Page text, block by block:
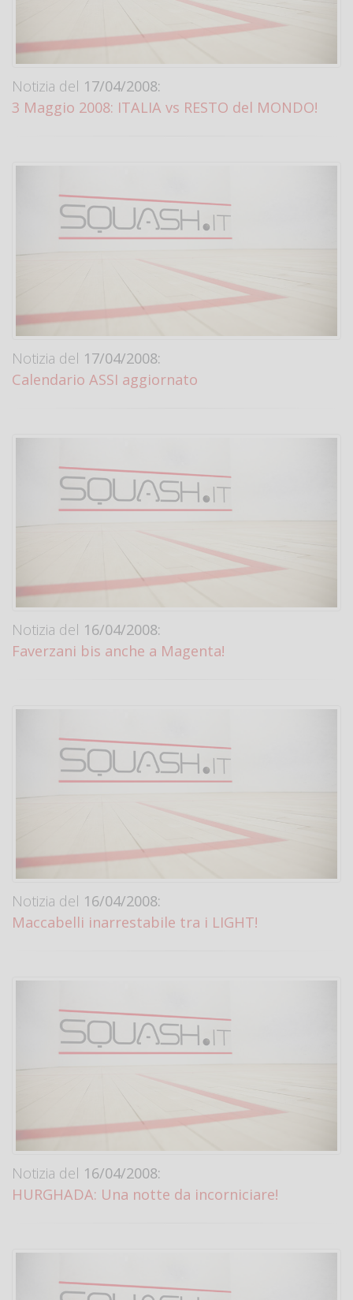
Notizia del 17/04/2008:
3 Maggio 2008: ITALIA vs RESTO del MONDO!
Notizia del 17/04/2008:
Calendario ASSI aggiornato
Notizia del 16/04/2008:
Faverzani bis anche a Magenta!
Notizia del 16/04/2008:
Maccabelli inarrestabile tra i LIGHT!
Notizia del 16/04/2008:
HURGHADA: Una notte da incorniciare!